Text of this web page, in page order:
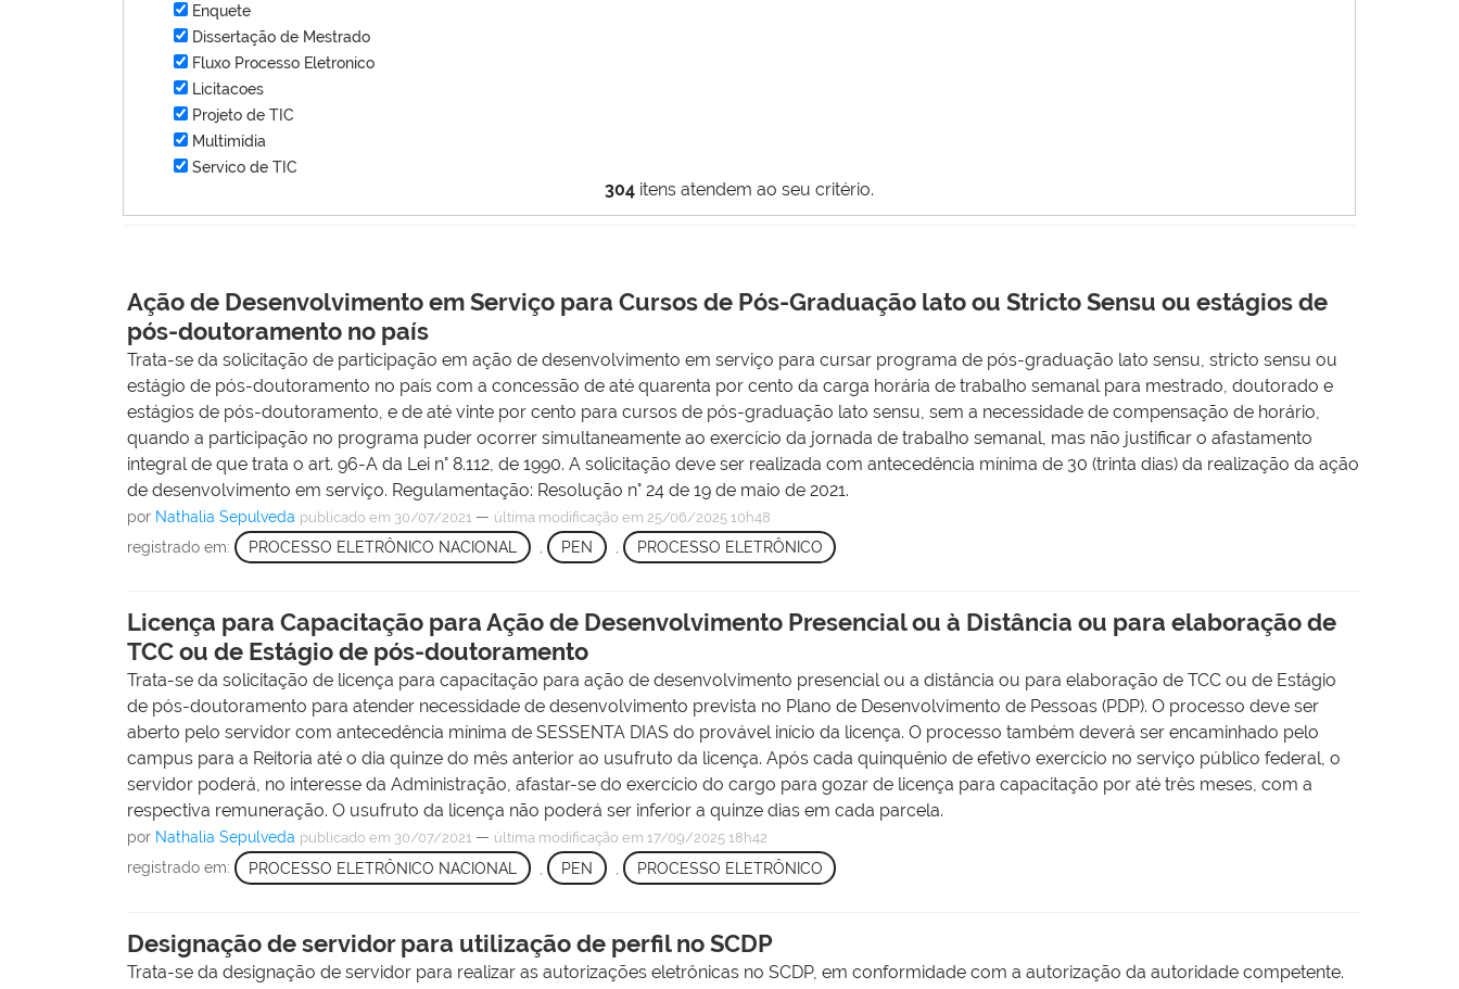
304 itens atendem ao seu critério.
Enquete
Dissertação de Mestrado
Fluxo Processo Eletronico
Licitacoes
Projeto de TIC
Multimídia
Servico de TIC
Ação de Desenvolvimento em Serviço para Cursos de Pós-Graduação lato ou Stricto Sensu ou estágios de
pós-doutoramento no país
Trata-se da solicitação de participação em ação de desenvolvimento em serviço para cursar programa de pós-graduação lato sensu, stricto sensu ou
estágio de pós-doutoramento no país com a concessão de até quarenta por cento da carga horária de trabalho semanal para mestrado, doutorado e
estágios de pós-doutoramento, e de até vinte por cento para cursos de pós-graduação lato sensu, sem a necessidade de compensação de horário,
quando a participação no programa puder ocorrer simultaneamente ao exercício da jornada de trabalho semanal, mas não justificar o afastamento
integral de que trata o art. 96-A da Lei n° 8.112, de 1990. A solicitação deve ser realizada com antecedência mínima de 30 (trinta dias) da realização da ação
de desenvolvimento em serviço. Regulamentação: Resolução n° 24 de 19 de maio de 2021.
por Nathalia Sepulveda publicado em 30/07/2021 — última modificação em 25/06/2025 10h48
registrado em: PROCESSO ELETRÔNICO NACIONAL PEN PROCESSO ELETRÔNICO
Licença para Capacitação para Ação de Desenvolvimento Presencial ou à Distância ou para elaboração de
TCC ou de Estágio de pós-doutoramento
Trata-se da solicitação de licença para capacitação para ação de desenvolvimento presencial ou a distância ou para elaboração de TCC ou de Estágio
de pós-doutoramento para atender necessidade de desenvolvimento prevista no Plano de Desenvolvimento de Pessoas (PDP). O processo deve ser
aberto pelo servidor com antecedência mínima de SESSENTA DIAS do provável início da licença. O processo também deverá ser encaminhado pelo
campus para a Reitoria até o dia quinze do mês anterior ao usufruto da licença. Após cada quinquênio de efetivo exercício no serviço público federal, o
servidor poderá, no interesse da Administração, afastar-se do exercício do cargo para gozar de licença para capacitação por até três meses, com a
respectiva remuneração. O usufruto da licença não poderá ser inferior a quinze dias em cada parcela.
por Nathalia Sepulveda publicado em 30/07/2021 — última modificação em 17/09/2025 18h42
registrado em: PROCESSO ELETRÔNICO NACIONAL PEN PROCESSO ELETRÔNICO
Designação de servidor para utilização de perfil no SCDP
Trata-se da designação de servidor para realizar as autorizações eletrônicas no SCDP, em conformidade com a autorização da autoridade competente.